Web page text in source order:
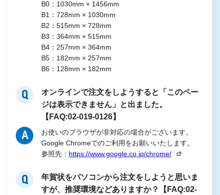
B0：1030mm × 1456mm
B1：728mm × 1030mm
B2：515mm × 728mm
B3：364mm × 515mm
B4：257mm × 364mm
B5：182mm × 257mm
B6：128mm × 182mm
Q
オンラインで注文をしようすると「このペー
ジは表示できません」と出ました。
【FAQ:02-019-0126】
A
お使いのブラウザが非対応の場合がございます。
Google Chromeでのご利用をお願いいたします。
参照先： https://www.google.co.jp/chrome/
Q
年賀状をパソコンから注文をしようと思いま
すが、推奨環境などありますか？【FAQ:02-